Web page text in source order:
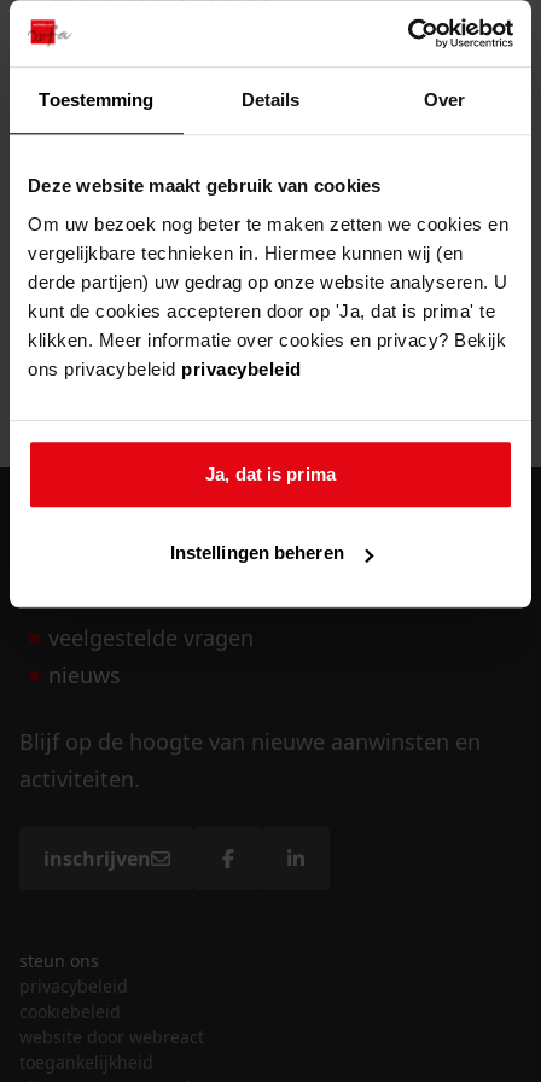
Toestemming Details Over
Deze website maakt gebruik van cookies
Om uw bezoek nog beter te maken zetten we cookies en
vergelijkbare technieken in. Hiermee kunnen wij (en
derde partijen) uw gedrag op onze website analyseren. U
kunt de cookies accepteren door op 'Ja, dat is prima' te
klikken. Meer informatie over cookies en privacy? Bekijk
ons privacybeleid privacybeleid
Ja, dat is prima
Instellingen beheren
bouwvergunningen
omgevingsvergunningen
vergunningen
uitleg nodig?
Wij helpen u op weg met een aantal zoektips.
bekijk alle zoektips
Wij helpen u op weg met een aantal zoektips.
bekijk alle zoektips
bekijk ons geschiedenislokaal
advisering en toezicht
beleidsplan
gemeenschappelijke regeling
publiek jaarverslag
steun het archief
U kunt ook Vriend worden en het Westfries
Archief steunen.
meer weten
zoektips
Door een fout tijdens het verwerken van deze pagina is het niet
404- Not Found
Mogelijk kunt u deze pagina niet bezoeken door:
een verouderde bladwijzer/favoriet
veelgestelde vragen
nieuws
Blijf op de hoogte van nieuwe aanwinsten en
activiteiten.
inschrijven
steun ons
privacybeleid
cookiebeleid
website door webreact
toegankelijkheid